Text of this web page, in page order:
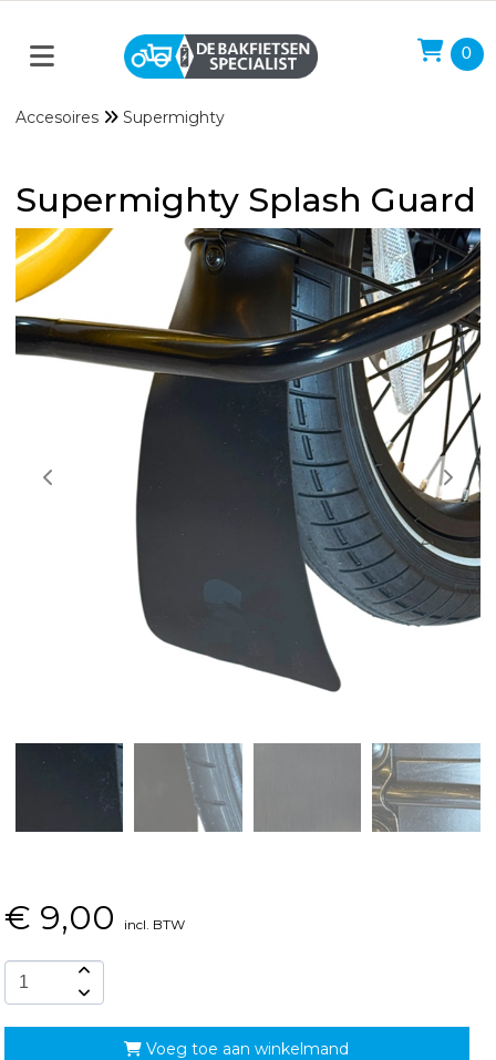
0
Accesoires Supermighty
Supermighty Splash Guard
€ 9,00 incl. BTW
Voeg toe aan winkelmand